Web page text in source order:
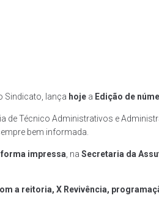
Sindicato, lança hoje a Edição de
Técnico Administrativos e
bem informada.
forma impressa , na Secretaria da
a reitoria, X Revivência,